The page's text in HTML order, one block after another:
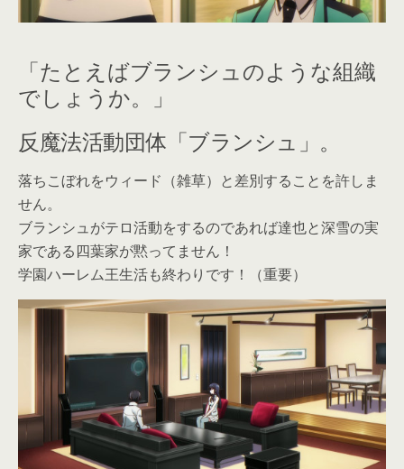
「たとえばブランシュのような組織
でしょうか。」
反魔法活動団体「ブランシュ」。
落ちこぼれをウィード（雑草）と差別することを許しま
せん。
ブランシュがテロ活動をするのであれば達也と深雪の実
家である四葉家が黙ってません！
学園ハーレム王生活も終わりです！（重要）